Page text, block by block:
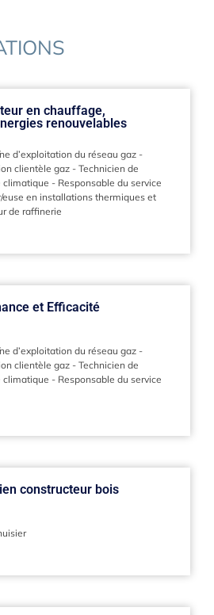
en chauffage,
renouvelables
d’exploitation du réseau gaz -
clientèle gaz - Technicien de
climatique - Responsable du service
euse en installations thermiques et
de raffinerie
et Efficacité
d’exploitation du réseau gaz -
clientèle gaz - Technicien de
climatique - Responsable du service
constructeur bois